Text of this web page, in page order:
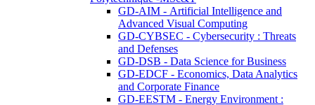
GD-AIM - Artificial Intelligence and
Advanced Visual Computing
GD-CYBSEC - Cybersecurity : Threats
and Defenses
GD-DSB - Data Science for Business
GD-EDCF - Economics, Data Analytics
and Corporate Finance
GD-EESTM - Energy Environment :